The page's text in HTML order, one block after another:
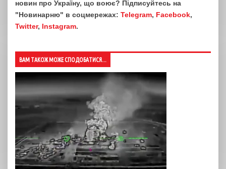
новин про Україну, що воює? Підписуйтесь на
"Новинарню" в соцмережах: Telegram, Facebook,
Twitter, Instagram.
ВАМ ТАКОЖ МОЖЕ СПОДОБАТИСЯ...